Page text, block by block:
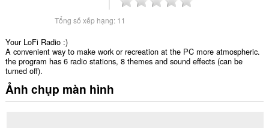
Tổng số xếp hạng: 11
Your LoFi Radio :)
A convenient way to make work or recreation at the PC more atmospheric.
the program has 6 radio stations, 8 themes and sound effects (can be
turned off).
Ảnh chụp màn hình